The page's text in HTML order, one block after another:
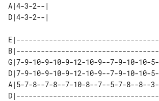
A|4-3-2--|
E|-----------------------------------
B|-----------------------------------
G|7-9-10-9-10-9-12-10-9--7-9-10-10-5-
D|7-9-10-9-10-9-12-10-9--7-9-10-10-5-
A|5-7-8--7-8--7-10-8--7--5-7-8--8--3-
D|-----------------------------------